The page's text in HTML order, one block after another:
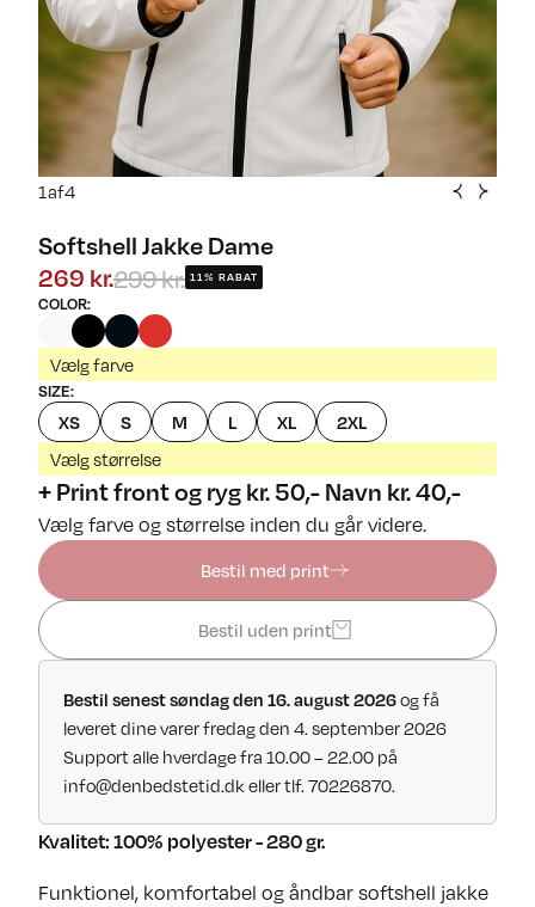
1af4
Softshell Jakke Dame
269 kr.299 kr. 11% RABAT
COLOR:
Vælg farve
SIZE:
XS S M L XL 2XL
Vælg størrelse
+ Print front og ryg kr. 50,- Navn kr. 40,-
Vælg farve og størrelse inden du går videre.
Bestil med print
Bestil uden print
Bestil senest søndag den 16. august 2026og få
leveret dine varer fredag den 4. september 2026
Support alle hverdage fra 10.00 – 22.00 på
info@denbedstetid.dk eller tlf. 70226870.
Kvalitet: 100% polyester - 280 gr.
Funktionel, komfortabel og åndbar softshell jakke